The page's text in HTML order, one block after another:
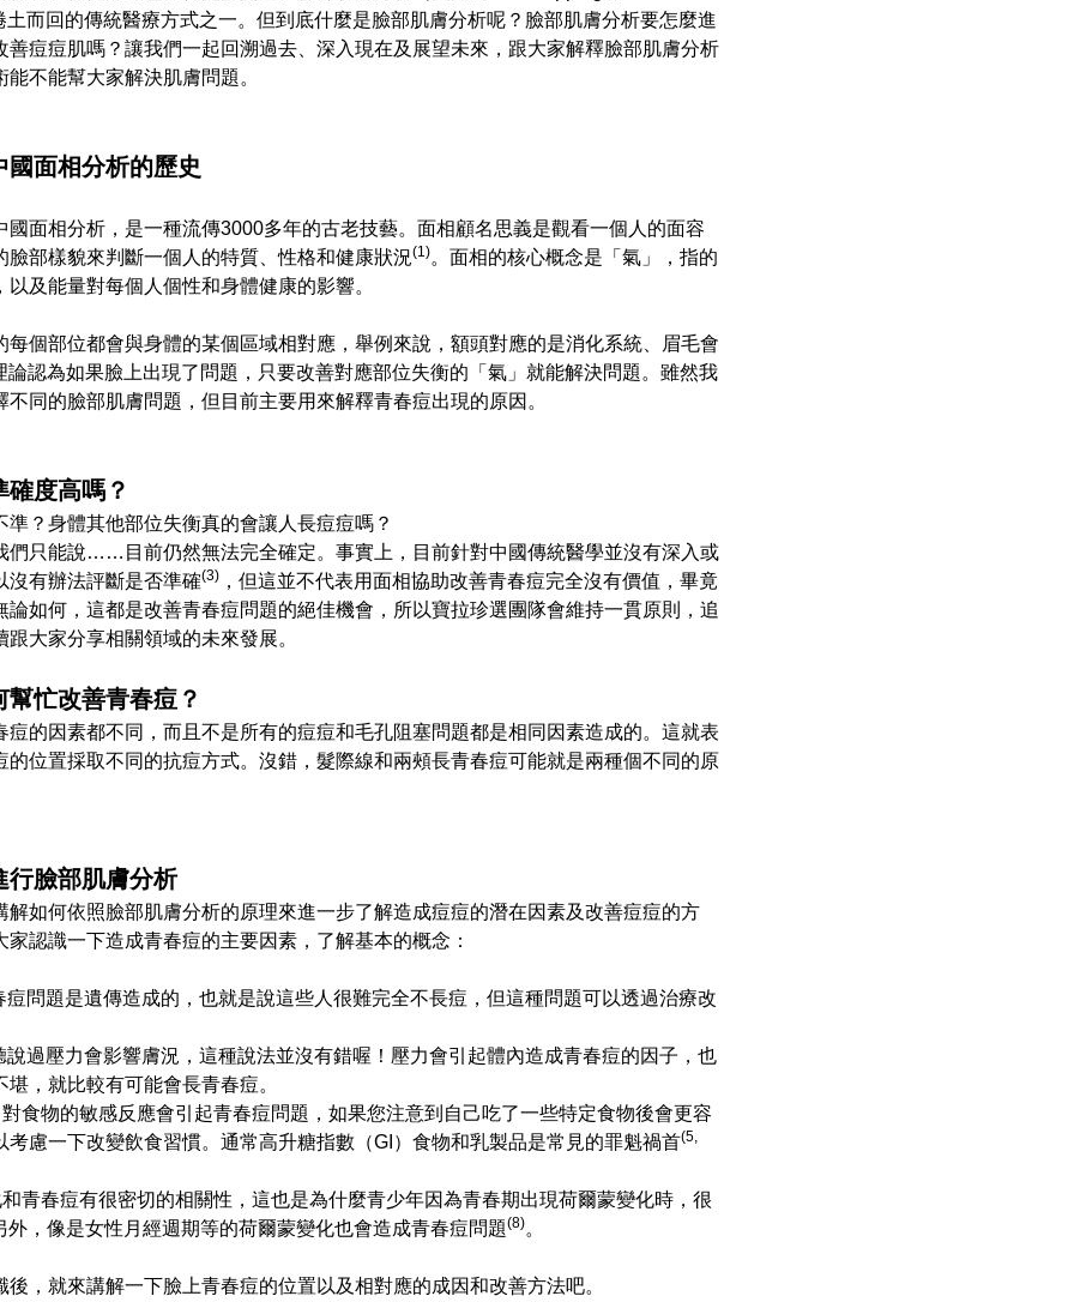
而回的傳統醫療方式之一。但到底什麼是臉部肌膚分析呢？臉部肌膚分析要怎麼進
善痘痘肌嗎？讓我們一起回溯過去、深入現在及展望未來，跟大家解釋臉部肌膚分析
不能幫大家解決肌膚問題。
面相分析的歷史
國面相分析，是一種流傳3000多年的古老技藝。面相顧名思義是觀看一個人的面容
臉部樣貌來判斷一個人的特質、性格和健康狀況(1)。面相的核心概念是「氣」，指的
及能量對每個人個性和身體健康的影響。
每個部位都會與身體的某個區域相對應，舉例來說，額頭對應的是消化系統、眉毛會
論認為如果臉上出現了問題，只要改善對應部位失衡的「氣」就能解決問題。雖然我
同的臉部肌膚問題，但目前主要用來解釋青春痘出現的原因。
度高嗎？
準？身體其他部位失衡真的會讓人長痘痘嗎？
們只能說……目前仍然無法完全確定。事實上，目前針對中國傳統醫學並沒有深入或
沒有辦法評斷是否準確(3) ，但這並不代表用面相協助改善青春痘完全沒有價值，畢竟
論如何，這都是改善青春痘問題的絕佳機會，所以寶拉珍選團隊會維持一貫原則，追
大家分享相關領域的未來發展。
忙改善青春痘？
痘的因素都不同，而且不是所有的痘痘和毛孔阻塞問題都是相同因素造成的。這就表
的位置採取不同的抗痘方式。沒錯，髮際線和兩頰長青春痘可能就是兩種個不同的原
行臉部肌膚分析
解如何依照臉部肌膚分析的原理來進一步了解造成痘痘的潛在因素及改善痘痘的方
認識一下造成青春痘的主要因素，了解基本的概念：
痘問題是遺傳造成的，也就是說這些人很難完全不長痘，但這種問題可以透過治療改
說過壓力會影響膚況，這種說法並沒有錯喔！壓力會引起體內造成青春痘的因子，也
，就比較有可能會長青春痘。
食物的敏感反應會引起青春痘問題，如果您注意到自己吃了一些特定食物後會更容
考慮一下改變飲食習慣。通常高升糖指數（GI）食物和乳製品是常見的罪魁禍首(5,
青春痘有很密切的相關性，這也是為什麼青少年因為青春期出現荷爾蒙變化時，很
外，像是女性月經週期等的荷爾蒙變化也會造成青春痘問題(8)。
，就來講解一下臉上青春痘的位置以及相對應的成因和改善方法吧。